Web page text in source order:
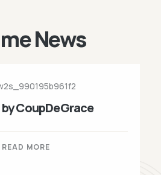
News
CoupDeGrace
READ MORE